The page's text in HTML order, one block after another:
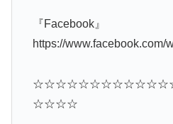
『Facebook』
https://www.facebook.com/
☆☆☆☆